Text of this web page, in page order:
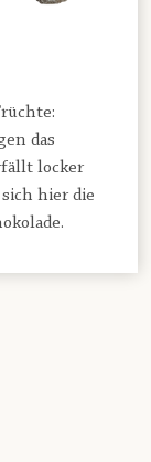
das
locker
hier die